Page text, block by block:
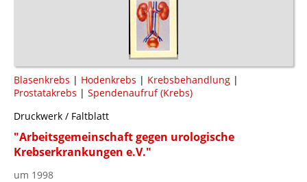
Blasenkrebs | Hodenkrebs | Krebsbehandlung |
Prostatakrebs | Spendenaufruf (Krebs)
Druckwerk / Faltblatt
"Arbeitsgemeinschaft gegen urologische
Krebserkrankungen e.V."
um 1998